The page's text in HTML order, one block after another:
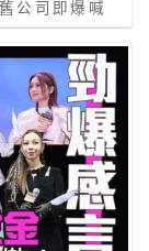
公司即爆喊